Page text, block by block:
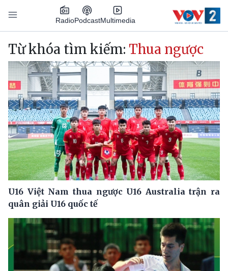
Nhảy đến nội dung
RadioPodcastMultimedia
Main navigation
Từ khóa tìm kiếm: Thua ngược
U16 Việt Nam thua ngược U16 Australia trận ra
quân giải U16 quốc tế